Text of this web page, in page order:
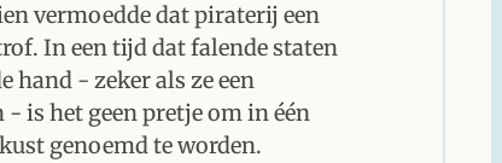
vermoedde dat piraterij een
In een tijd dat falende staten
hand - zeker als ze een
is het geen pretje om in één
genoemd te worden.